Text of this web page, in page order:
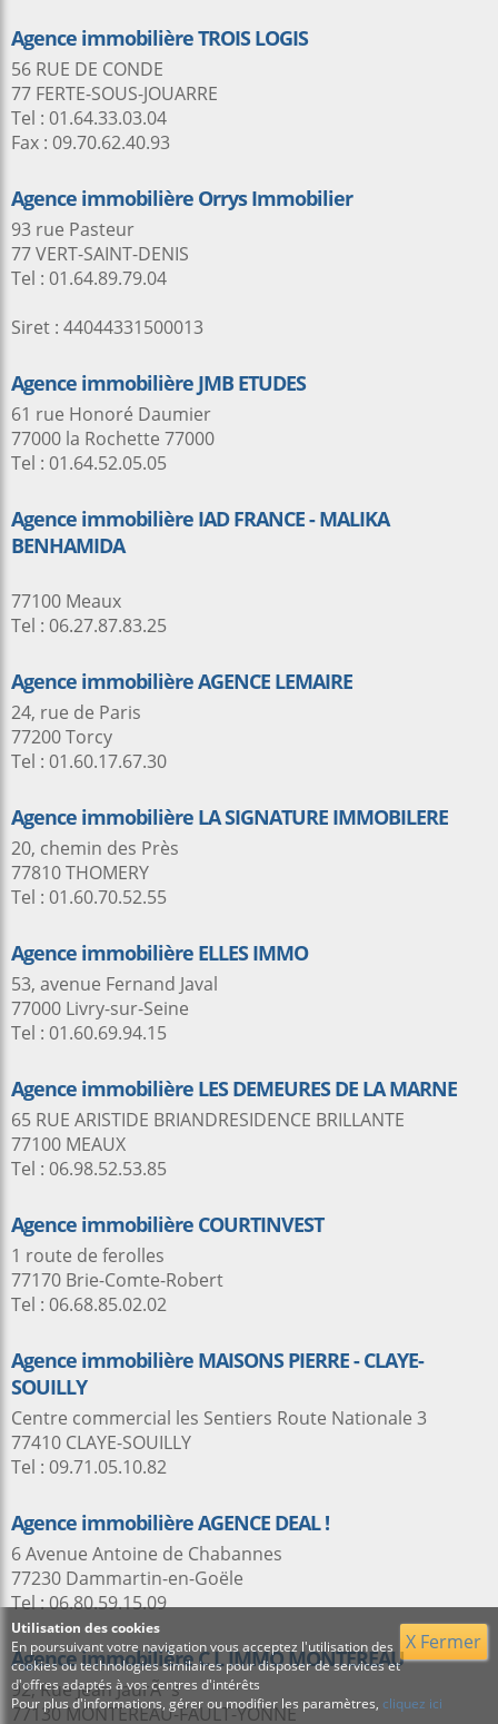
Agence immobilière TROIS LOGIS
56 RUE DE CONDE
77 FERTE-SOUS-JOUARRE
Tel : 01.64.33.03.04
Fax : 09.70.62.40.93
Agence immobilière Orrys Immobilier
93 rue Pasteur
77 VERT-SAINT-DENIS
Tel : 01.64.89.79.04
Siret : 44044331500013
Agence immobilière JMB ETUDES
61 rue Honoré Daumier
77000 la Rochette 77000
Tel : 01.64.52.05.05
Agence immobilière IAD FRANCE - MALIKA
BENHAMIDA
77100 Meaux
Tel : 06.27.87.83.25
Agence immobilière AGENCE LEMAIRE
24, rue de Paris
77200 Torcy
Tel : 01.60.17.67.30
Agence immobilière LA SIGNATURE IMMOBILERE
20, chemin des Près
77810 THOMERY
Tel : 01.60.70.52.55
Agence immobilière ELLES IMMO
53, avenue Fernand Javal
77000 Livry-sur-Seine
Tel : 01.60.69.94.15
Agence immobilière LES DEMEURES DE LA MARNE
65 RUE ARISTIDE BRIANDRESIDENCE BRILLANTE
77100 MEAUX
Tel : 06.98.52.53.85
Agence immobilière COURTINVEST
1 route de ferolles
77170 Brie-Comte-Robert
Tel : 06.68.85.02.02
Agence immobilière MAISONS PIERRE - CLAYE-
SOUILLY
Centre commercial les Sentiers Route Nationale 3
77410 CLAYE-SOUILLY
Tel : 09.71.05.10.82
Agence immobilière AGENCE DEAL !
6 Avenue Antoine de Chabannes
77230 Dammartin-en-Goële
Tel : 06.80.59.15.09
Agence immobilière C L IMMO MONTEREAU
92, Rue Jean JaurÃ¨s
77130 MONTEREAU-FAULT-YONNE
X Fermer
Utilisation des cookies
En poursuivant votre navigation vous acceptez l'utilisation des
cookies ou technologies similaires pour disposer de services et
d'offres adaptés à vos centres d'intérêts
Pour plus d'informations, gérer ou modifier les paramètres, cliquez ici